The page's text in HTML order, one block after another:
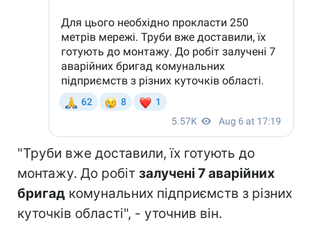
"Труби вже доставили, їх готують до
монтажу. До робіт залучені 7 аварійних
бригад комунальних підприємств з різних
куточків області", - уточнив він.